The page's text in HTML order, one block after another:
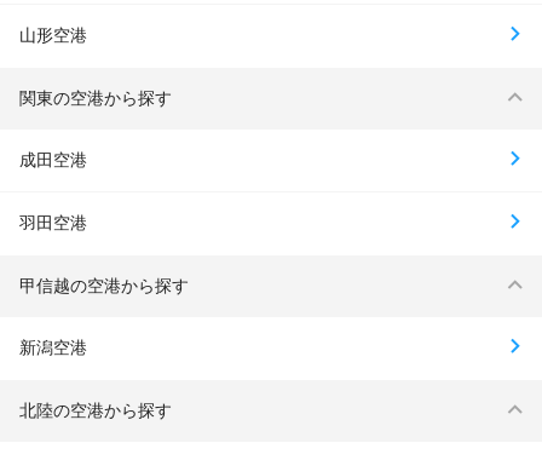
山形空港
関東の空港から探す
成田空港
羽田空港
甲信越の空港から探す
新潟空港
北陸の空港から探す